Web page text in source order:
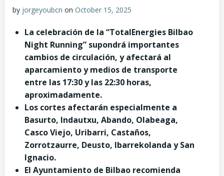
by jorgeyoubcn on October 15, 2025
La celebración de la “TotalEnergies Bilbao
Night Running” supondrá importantes
cambios de circulación, y afectará al
aparcamiento y medios de transporte
entre las 17:30 y las 22:30 horas,
aproximadamente.
Los cortes afectarán especialmente a
Basurto, Indautxu, Abando, Olabeaga,
Casco Viejo, Uribarri, Castaños,
Zorrotzaurre, Deusto, Ibarrekolanda y San
Ignacio.
El Ayuntamiento de Bilbao recomienda